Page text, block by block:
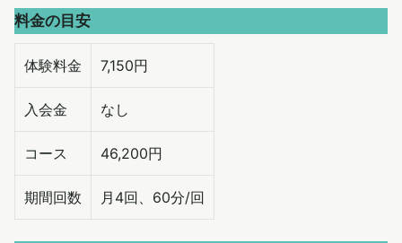
料金の目安
体験料金 7,150円
入会金 なし
コース 46,200円
期間回数 月4回、60分/回